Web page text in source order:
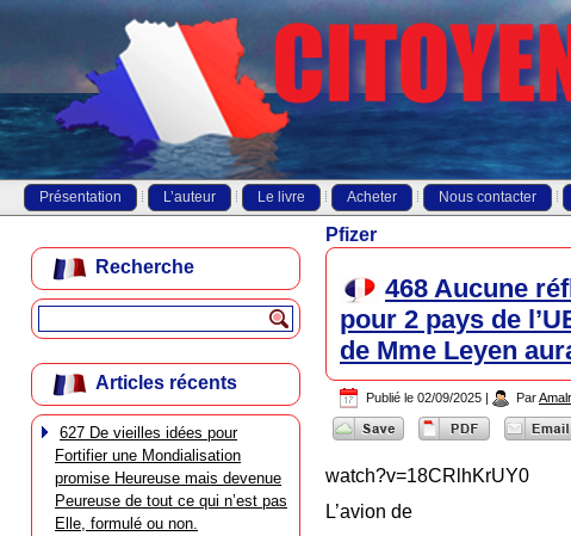
Présentation L’auteur Le livre Acheter Nous contacter
Recherche
Articles récents
627 De vieilles idées pour
Fortifier une Mondialisation
promise Heureuse mais devenue
Peureuse de tout ce qui n’est pas
Elle, formulé ou non.
Pfizer
468 Aucune
pour 2 pays de
de Mme Leyen
Publié le 02/09/2025 | Par
watch?v=18CRlhKrUY0
L’avion de